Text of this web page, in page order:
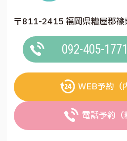
〒811-2415 福岡県糟屋郡
092-405-1771
WEB予約（
電話予約（